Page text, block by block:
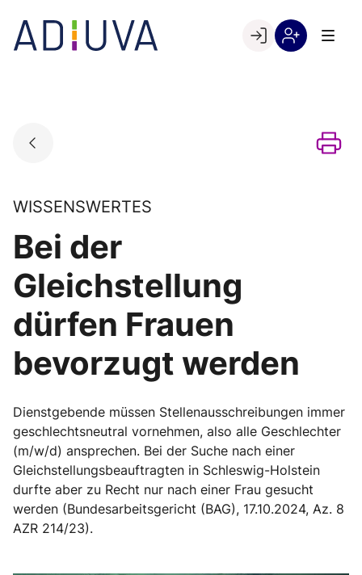
content
Go to landing page.
WISSENSWERTES
Bei der
Gleichstellung
dürfen Frauen
bevorzugt werden
Dienstgebende müssen Stellenausschreibungen immer
geschlechtsneutral vornehmen, also alle Geschlechter
(m/w/d) ansprechen. Bei der Suche nach einer
Gleichstellungsbeauftragten in Schleswig-Holstein
durfte aber zu Recht nur nach einer Frau gesucht
werden (Bundesarbeitsgericht (BAG), 17.10.2024, Az. 8
AZR 214/23).